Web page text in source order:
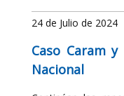
24 de Julio de 2024
Caso Caram
Nacional